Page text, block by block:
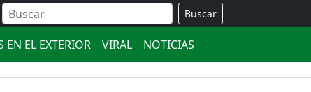
Buscar
EN EL EXTERIOR VIRAL NOTICIAS